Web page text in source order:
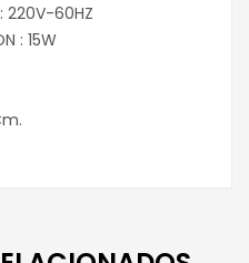
: 220V-60HZ
: 15W